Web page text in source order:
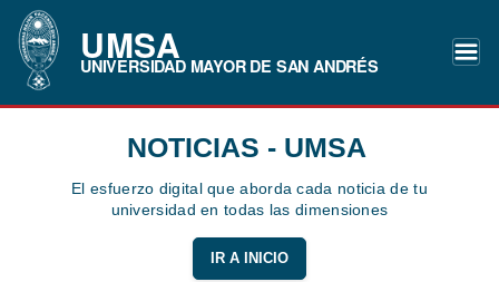
UMSA
UNIVERSIDAD MAYOR DE SAN ANDRÉS
NOTICIAS - UMSA
El esfuerzo digital que aborda cada noticia de tu
universidad en todas las dimensiones
IR A INICIO